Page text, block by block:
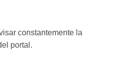
constantemente la
portal.